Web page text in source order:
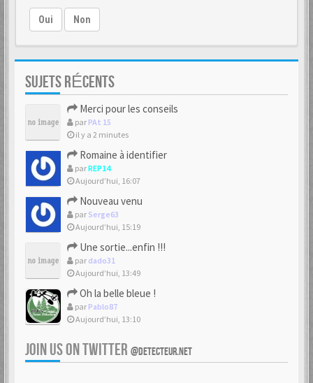
Oui Non
SUJETS RÉCENTS
Merci pour les conseils
par PAt 15
il y a 2 minutes
Romaine à identifier
parREP14
Aujourd’hui, 16:07
Nouveau venu
par Serge63
Aujourd’hui, 15:19
Une sortie...enfin !!!
par dado31
Aujourd’hui, 13:49
Oh la belle bleue !
par Pablo87
Aujourd’hui, 13:10
JOIN US ON TWITTER @DETECTEUR.NET